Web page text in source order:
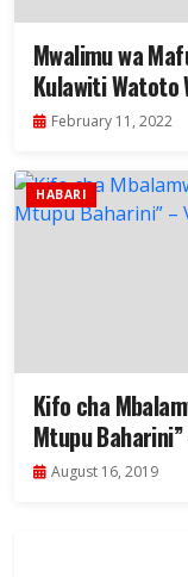
Mwalimu wa
Kulawiti Watoto
February 11, 2022
HABARI
Kifo cha
Mtupu
August 16, 2019